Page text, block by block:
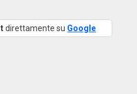
direttamente su Google